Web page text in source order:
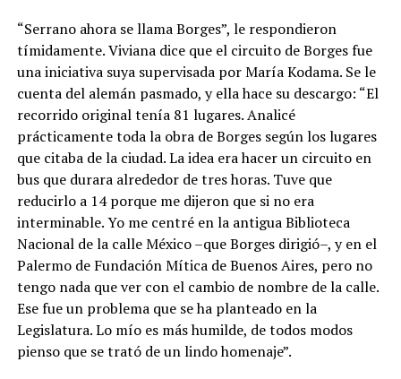
“Serrano ahora se llama Borges”, le respondieron
tímidamente. Viviana dice que el circuito de Borges fue
una iniciativa suya supervisada por María Kodama. Se le
cuenta del alemán pasmado, y ella hace su descargo: “El
recorrido original tenía 81 lugares. Analicé
prácticamente toda la obra de Borges según los lugares
que citaba de la ciudad. La idea era hacer un circuito en
bus que durara alrededor de tres horas. Tuve que
reducirlo a 14 porque me dijeron que si no era
interminable. Yo me centré en la antigua Biblioteca
Nacional de la calle México –que Borges dirigió–, y en el
Palermo de Fundación Mítica de Buenos Aires, pero no
tengo nada que ver con el cambio de nombre de la calle.
Ese fue un problema que se ha planteado en la
Legislatura. Lo mío es más humilde, de todos modos
pienso que se trató de un lindo homenaje”.